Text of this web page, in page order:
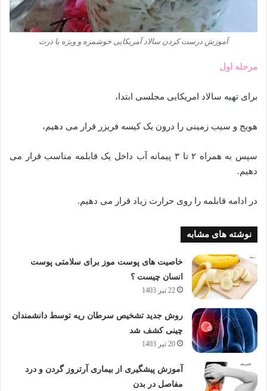
آموزش درست کردن سالاد آمریکایی خوشمزه و ویژه با ذرت
مرحله اول
برای تهیه سالاد امریکایی مجلسی ابتدا،
هویج و سیب زمینی را درون یک کیسه فریزر قرار می دهیم،
سپس به همراه ۲ تا ۳ پیمانه آب داخل یک قابلمه مناسب قرار می
دهیم.
در ادامه قابلمه را روی حرارت زیاد قرار می دهیم.
نوشته های مشابه
خاصیت های پوست موز برای سلامتی پوست
انسان چیست ؟
22 تیر 1403
روش جدید تشخیص سرطان ریه توسط دانشمندان
چینی کشف شد
20 تیر 1403
آموزش پیشگیری از بیماری آرتروز گردن و درد
مفاصل در بدن